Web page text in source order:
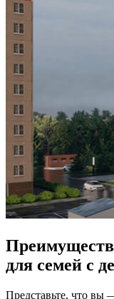
для семей с
Представьте, что вы